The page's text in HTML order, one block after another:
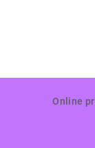
Online